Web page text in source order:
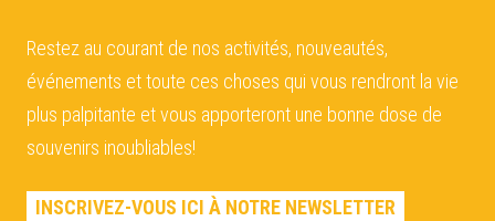
Restez au courant de nos activités, nouveautés,
événements et toute ces choses qui vous rendront la vie
plus palpitante et vous apporteront une bonne dose de
souvenirs inoubliables!
INSCRIVEZ-VOUS ICI À NOTRE NEWSLETTER